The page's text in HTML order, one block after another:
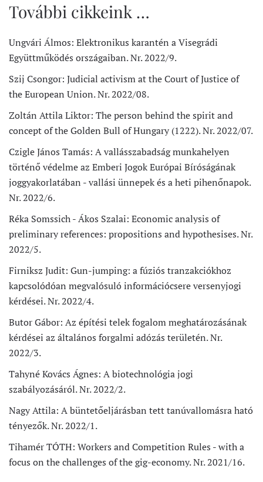
További cikkeink …
Ungvári Álmos: Elektronikus karantén a Visegrádi
Együttműködés országaiban. Nr. 2022/9.
Szij Csongor: Judicial activism at the Court of Justice of
the European Union. Nr. 2022/08.
Zoltán Attila Liktor: The person behind the spirit and
concept of the Golden Bull of Hungary (1222). Nr. 2022/07.
Czigle János Tamás: A vallásszabadság munkahelyen
történő védelme az Emberi Jogok Európai Bíróságának
joggyakorlatában - vallási ünnepek és a heti pihenőnapok.
Nr. 2022/6.
Réka Somssich - Ákos Szalai: Economic analysis of
preliminary references: propositions and hypothesises. Nr.
2022/5.
Firniksz Judit: Gun-jumping: a fúziós tranzakciókhoz
kapcsolódóan megvalósuló információcsere versenyjogi
kérdései. Nr. 2022/4.
Butor Gábor: Az építési telek fogalom meghatározásának
kérdései az általános forgalmi adózás területén. Nr.
2022/3.
Tahyné Kovács Ágnes: A biotechnológia jogi
szabályozásáról. Nr. 2022/2.
Nagy Attila: A büntetőeljárásban tett tanúvallomásra ható
tényezők. Nr. 2022/1.
Tihamér TÓTH: Workers and Competition Rules - with a
focus on the challenges of the gig-economy. Nr. 2021/16.